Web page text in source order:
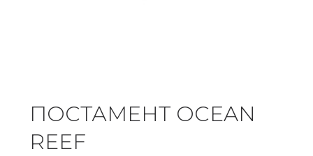
ПОСТАМЕНТ OCEAN
REEF